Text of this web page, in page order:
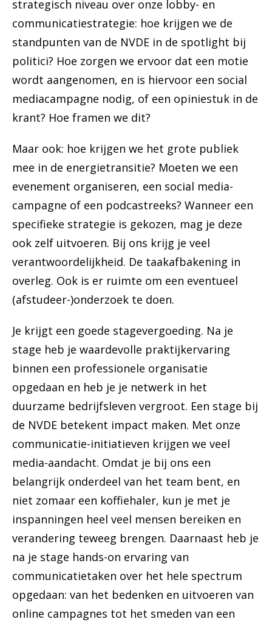
strategisch niveau over onze lobby- en
communicatiestrategie: hoe krijgen we de
standpunten van de NVDE in de spotlight bij
politici? Hoe zorgen we ervoor dat een motie
wordt aangenomen, en is hiervoor een social
mediacampagne nodig, of een opiniestuk in de
krant? Hoe framen we dit?
Maar ook: hoe krijgen we het grote publiek
mee in de energietransitie? Moeten we een
evenement organiseren, een social media-
campagne of een podcastreeks? Wanneer een
specifieke strategie is gekozen, mag je deze
ook zelf uitvoeren. Bij ons krijg je veel
verantwoordelijkheid. De taakafbakening in
overleg. Ook is er ruimte om een eventueel
(afstudeer-)onderzoek te doen.
Je krijgt een goede stagevergoeding. Na je
stage heb je waardevolle praktijkervaring
binnen een professionele organisatie
opgedaan en heb je je netwerk in het
duurzame bedrijfsleven vergroot. Een stage bij
de NVDE betekent impact maken. Met onze
communicatie-initiatieven krijgen we veel
media-aandacht. Omdat je bij ons een
belangrijk onderdeel van het team bent, en
niet zomaar een koffiehaler, kun je met je
inspanningen heel veel mensen bereiken en
verandering teweeg brengen. Daarnaast heb je
na je stage hands-on ervaring van
communicatietaken over het hele spectrum
opgedaan: van het bedenken en uitvoeren van
online campagnes tot het smeden van een